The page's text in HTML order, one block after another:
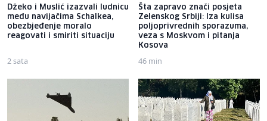
Džeko i Muslić izazvali ludnicu
među navijačima Schalkea,
obezbjeđenje moralo
reagovati i smiriti situaciju
2 sata
Šta zapravo znači posjeta
Zelenskog Srbiji: Iza kulisa
poljoprivrednih sporazuma,
veza s Moskvom i pitanja
Kosova
46 min